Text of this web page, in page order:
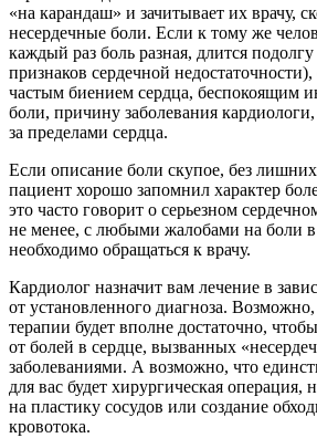
«на карандаш» и зачитывает их врачу,
несердечные боли. Если к тому же
каждый раз боль разная, длится
признаков сердечной
частым биением сердца, беспокоящим
боли, причину заболевания
за пределами сердца.
Если описание боли скупое, без
пациент хорошо запомнил характер
это часто говорит о серьезном
не менее, с любыми жалобами на боли в
необходимо обращаться к врачу.
Кардиолог назначит вам лечение в
от установленного диагноза.
терапии будет вполне достаточно,
от болей в сердце, вызванных
заболеваниями. А возможно, что
для вас будет хирургическая операция,
на пластику сосудов или создание
кровотока.